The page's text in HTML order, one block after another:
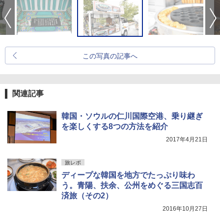
この写真の記事へ
関連記事
韓国・ソウルの仁川国際空港、乗り継ぎ
を楽しくする8つの方法を紹介
2017年4月21日
旅レポ
ディープな韓国を地方でたっぷり味わ
う。青陽、扶余、公州をめぐる三国志百
済旅（その2）
2016年10月27日